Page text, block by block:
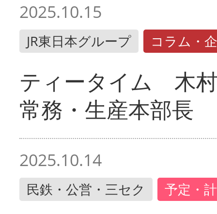
2025.10.15
JR東日本グループ コラム・
ティータイム 木
常務・生産本部長
2025.10.14
民鉄・公営・三セク 予定・